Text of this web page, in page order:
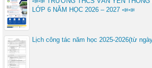
LỚP 6 NĂM HỌC 2026 – 2027 📣📣
Lịch công tác năm học 2025-2026(từ